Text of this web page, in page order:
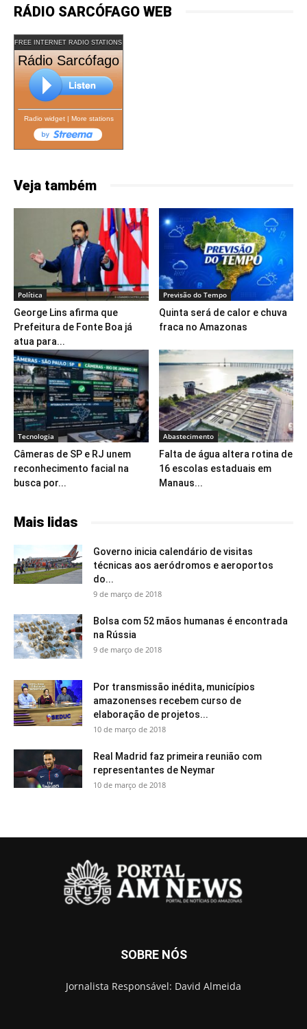
RÁDIO SARCÓFAGO WEB
FREE INTERNET RADIO STATIONS
Rádio Sarcófago
Radio widget| More stations
Veja também
Política
George Lins afirma que
Prefeitura de Fonte Boa já
atua para...
Previsão do Tempo
Quinta será de calor e chuva
fraca no Amazonas
Tecnologia
Câmeras de SP e RJ unem
reconhecimento facial na
busca por...
Abastecimento
Falta de água altera rotina de
16 escolas estaduais em
Manaus...
Mais lidas
Governo inicia calendário de visitas
técnicas aos aeródromos e aeroportos
do...
9 de março de 2018
Bolsa com 52 mãos humanas é encontrada
na Rússia
9 de março de 2018
Por transmissão inédita, municípios
amazonenses recebem curso de
elaboração de projetos...
10 de março de 2018
Real Madrid faz primeira reunião com
representantes de Neymar
10 de março de 2018
SOBRE NÓS
Jornalista Responsável: David Almeida